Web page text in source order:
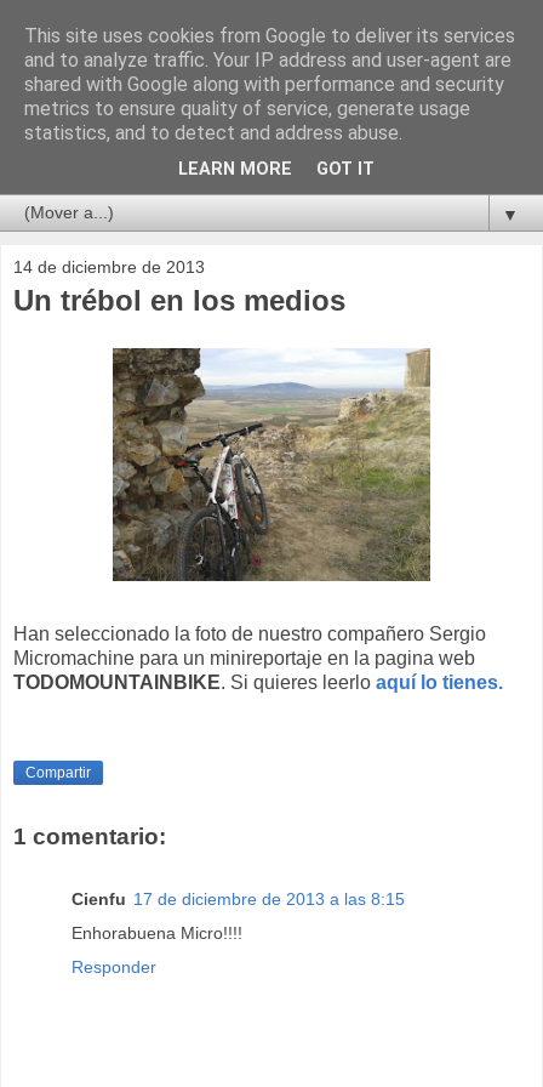
▼
14 de diciembre de 2013
Un trébol en los medios
Han seleccionado la foto de nuestro compañero Sergio
Micromachine para un minireportaje en la pagina web
TODOMOUNTAINBIKE. Si quieres leerlo aquí lo tienes.
Compartir
1 comentario:
Cienfu 17 de diciembre de 2013 a las 8:15
Enhorabuena Micro!!!!
Responder
This site uses cookies from Google to deliver its services
and to analyze traffic. Your IP address and user-agent are
shared with Google along with performance and security
metrics to ensure quality of service, generate usage
statistics, and to detect and address abuse.
LEARN MORE GOT IT